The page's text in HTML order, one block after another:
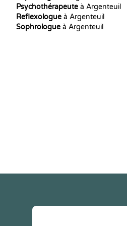
Psychothérapeute à Argenteuil
Reflexologue à Argenteuil
Sophrologue à Argenteuil